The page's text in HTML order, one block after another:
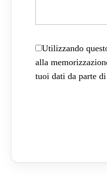
Utilizzando
alla
tuoi dati da parte